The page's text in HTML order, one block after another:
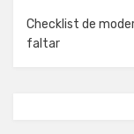
Checklist de
faltar